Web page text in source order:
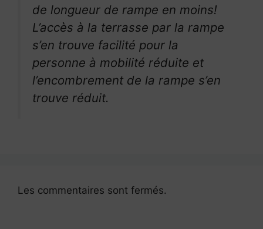
de longueur de rampe en moins!
L’accès à la terrasse par la rampe
s’en trouve facilité pour la
personne à mobilité réduite et
l’encombrement de la rampe s’en
trouve réduit.
Les commentaires sont fermés.